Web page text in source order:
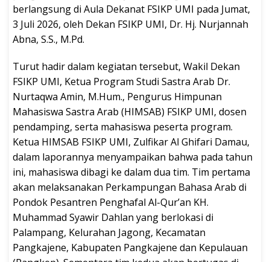
berlangsung di Aula Dekanat FSIKP UMI pada Jumat,
3 Juli 2026, oleh Dekan FSIKP UMI, Dr. Hj. Nurjannah
Abna, S.S., M.Pd.
Turut hadir dalam kegiatan tersebut, Wakil Dekan
FSIKP UMI, Ketua Program Studi Sastra Arab Dr.
Nurtaqwa Amin, M.Hum., Pengurus Himpunan
Mahasiswa Sastra Arab (HIMSAB) FSIKP UMI, dosen
pendamping, serta mahasiswa peserta program.
Ketua HIMSAB FSIKP UMI, Zulfikar Al Ghifari Damau,
dalam laporannya menyampaikan bahwa pada tahun
ini, mahasiswa dibagi ke dalam dua tim. Tim pertama
akan melaksanakan Perkampungan Bahasa Arab di
Pondok Pesantren Penghafal Al-Qur’an KH.
Muhammad Syawir Dahlan yang berlokasi di
Palampang, Kelurahan Jagong, Kecamatan
Pangkajene, Kabupaten Pangkajene dan Kepulauan